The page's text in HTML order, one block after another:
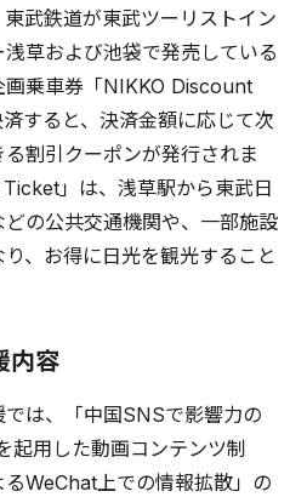
武鉄道が東武ツーリストイン
草および池袋で発売している
画乗車券「NIKKO Discount
すると、決済金額に応じて次
割引クーポンが発行されま
」は、浅草駅から東武日
の公共交通機関や、一部施設
、お得に日光を観光すること
内容
は、「中国SNSで影響力の
用した動画コンテンツ制
WeChat上での情報拡散」の